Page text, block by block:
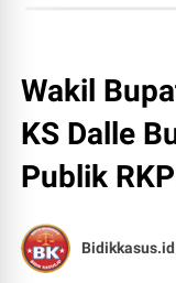
Wakil
KS Dalle
Publik
Bidikkasus.id